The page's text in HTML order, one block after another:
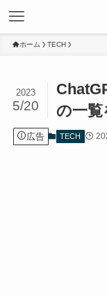
ホーム TECH
の一覧
2023
5/20
広告 TECH